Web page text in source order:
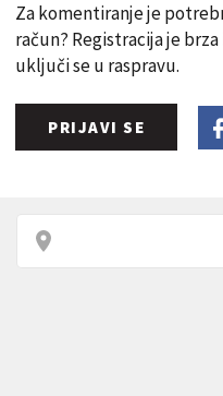
Za komentiranje je
račun? Registracija je
uključi se u raspravu.
PRIJAVI SE